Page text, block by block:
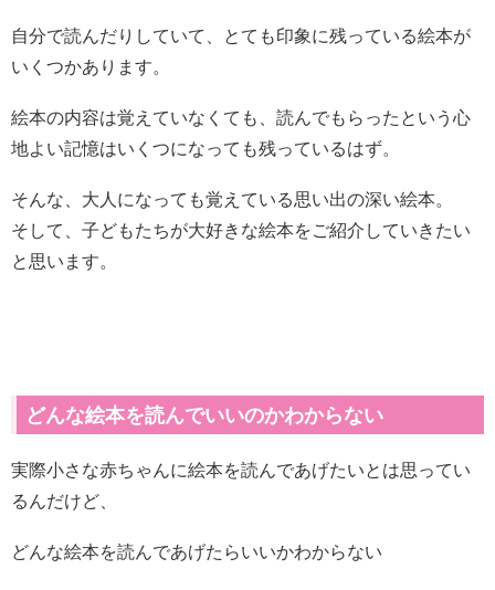
自分で読んだりしていて、とても印象に残っている絵本が
いくつかあります。
絵本の内容は覚えていなくても、読んでもらったという心
地よい記憶はいくつになっても残っているはず。
そんな、大人になっても覚えている思い出の深い絵本。
そして、子どもたちが大好きな絵本をご紹介していきたい
と思います。
どんな絵本を読んでいいのかわからない
実際小さな赤ちゃんに絵本を読んであげたいとは思ってい
るんだけど、
どんな絵本を読んであげたらいいかわからない